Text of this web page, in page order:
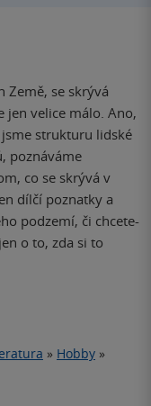
Země, se skrývá
jen velice málo. Ano,
strukturu lidské
poznáváme
co se skrývá v
dílčí poznatky a
podzemí, či chcete-
o to, zda si to
» Hobby »